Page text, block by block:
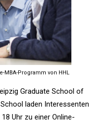
MBA-Programm von HHL
Graduate School of
laden Interessenten
Uhr zu einer Online-